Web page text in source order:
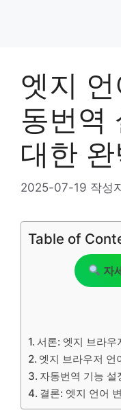
엣지
동번역
대한
2025-07-19 작성
Table of
자
서론: 엣지 브라우
엣지 브라우저 언
자동번역 기능 설
결론: 엣지 언어